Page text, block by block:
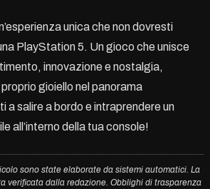
unica che non dovresti
PlayStation 5. Un gioco che unisce
innovazione e nostalgia,
gioiello nel panorama
a salire a bordo e intraprendere un
all’interno della tua console!
sono state elaborate da sistemi automatici. La
verificata dalla redazione. Obblighi di trasparenza